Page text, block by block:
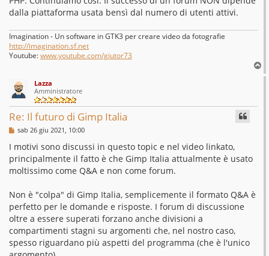
g
i
dalla piattaforma usata bensì dal numero di utenti attivi.
Imagination - Un software in GTK3 per creare video da fotografie
http://imagination.sf.net
Youtube:www.youtube.com/giutor73
o
Lazza
Amministratore
Re: Il futuro di Gimp Italia
M
s
s
a
g
g
o
sab 26 giu 2021, 10:00
I motivi sono discussi in questo topic e nel video linkato,
principalmente il fatto è che Gimp Italia attualmente è usato
moltissimo come Q&A e non come forum.
Non è "colpa" di Gimp Italia, semplicemente il formato Q&A è
perfetto per le domande e risposte. I forum di discussione
oltre a essere superati forzano anche divisioni a
compartimenti stagni su argomenti che, nel nostro caso,
spesso riguardano più aspetti del programma (che è l'unico